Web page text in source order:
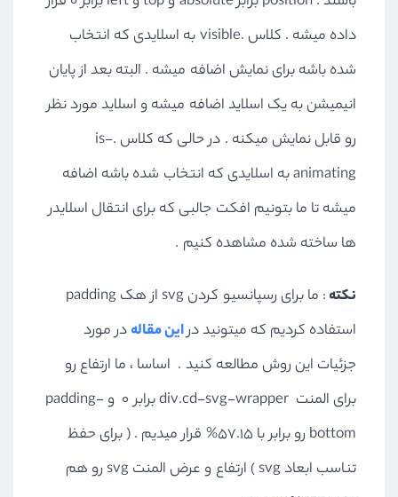
<
href class
<li><a href="#0" class
</
<!-- .cd-slider-
<ol class="cd-slider-controls"
<
li class= "selected"
<!-- other list items
</ ol>
<!-- .cd-slider-
داده میشه . کلاس .visible به اسلایدی که انتخاب
شده باشه برای نمایش اضافه میشه . البته بعد از پایان
انیمیشن به یک اسلاید اضافه میشه و اسلاید مورد نظر
رو قابل نمایش میکنه . در حالی که کلاس .is-
animating به اسلایدی که انتخاب شده باشه اضافه
میشه تا ما بتونیم افکت جالبی که برای انتقال اسلایدر
ها ساخته شده مشاهده کنیم .
نکته
: ما برای رسپانسیو کردن svg از هک padding
استفاده کردیم که میتونید دراین مقالهدر مورد
جزئیات این روش مطالعه کنید . اساسا ، ما ارتفاع رو
برای المنت div.cd-svg-wrapper برابر 0 و padding-
bottom رو برابر با 57.15% قرار میدیم . ( برای حفظ
تناسب ابعاد svg ) ارتفاع و عرض المنت svg رو هم